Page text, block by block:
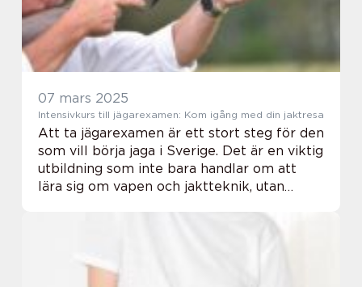
07 mars 2025
Intensivkurs till jägarexamen: Kom igång med din jaktresa
Att ta jägarexamen är ett stort steg för den
som vill börja jaga i Sverige. Det är en viktig
utbildning som inte bara handlar om att
lära sig om vapen och jaktteknik, utan